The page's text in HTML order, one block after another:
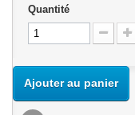
Quantité
Ajouter au panier